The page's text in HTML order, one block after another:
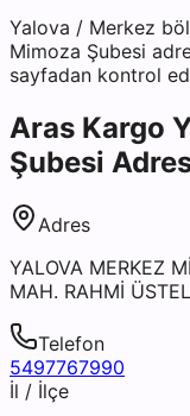
Yalova / Merkez
Mimoza Şubesi
sayfadan kontrol
Aras Kargo
Şubesi
Adres
YALOVA MERKEZ
MAH. RAHMİ
Telefon
5497767990
İl / İlçe